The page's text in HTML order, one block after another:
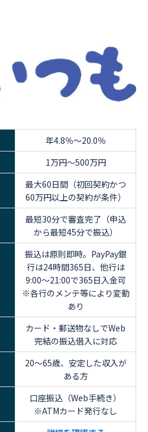
年4.8％～20.0％
1万円～500万円
最大60日間（初回契約かつ
60万円以上の契約が条件）
最短30分で審査完了（申込
から最短45分で振込）
振込は原則即時。PayPay銀
行は24時間365日、他行は
9:00～21:00で365日入金可
※各行のメンテ等により変動
あり
カード・郵送物なしでWeb
完結の振込借入に対応
20～65歳、安定した収入が
ある方
口座振込（Web手続き）
※ATMカード発行なし